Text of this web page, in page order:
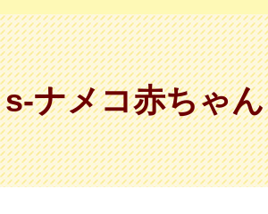
識とお客様の
声
オススメルー
ト
内
s-ナメコ赤ちゃん